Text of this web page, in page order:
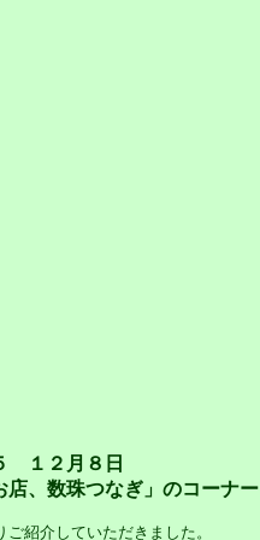
１２月８日
珠つなぎ」のコーナー
紹介していただきました。